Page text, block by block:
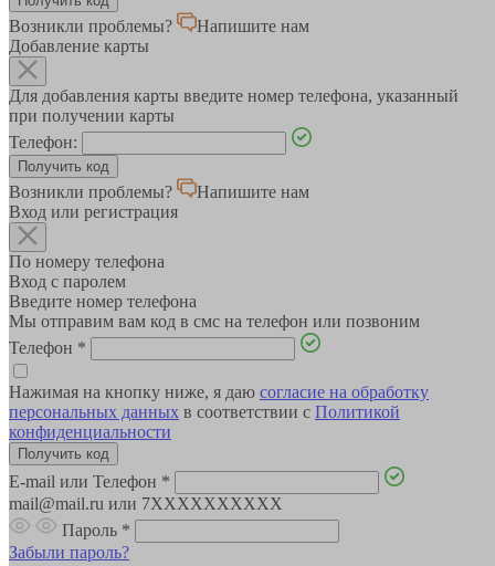
Возникли проблемы?
Напишите нам
Добавление карты
Для добавления карты введите номер телефона, указанный
при получении карты
Телефон:
Возникли проблемы?
Напишите нам
Вход или регистрация
По номеру телефона
Вход с паролем
Введите номер телефона
Мы отправим вам код в смс на телефон или позвоним
Телефон *
Нажимая на кнопку ниже, я даю согласие на обработку
персональных данных в соответствии с Политикой
конфиденциальности
E-mail или Телефон *
mail@mail.ru или 7XXXXXXXXXX
Пароль *
Забыли пароль?